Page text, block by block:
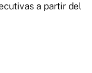
a partir del